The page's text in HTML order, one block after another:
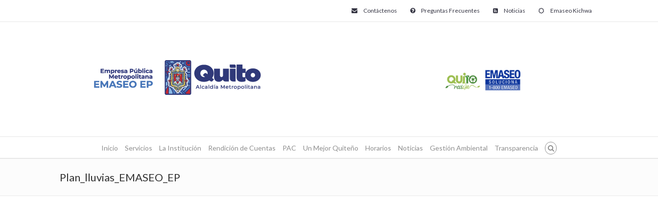
Contáctenos Preguntas Frecuentes Noticias Emaseo Kichwa
Inicio Servicios La Institución Rendición de Cuentas PAC Un Mejor Quiteño Horarios Noticias Gestión Ambiental Transparencia
Plan_lluvias_EMASEO_EP